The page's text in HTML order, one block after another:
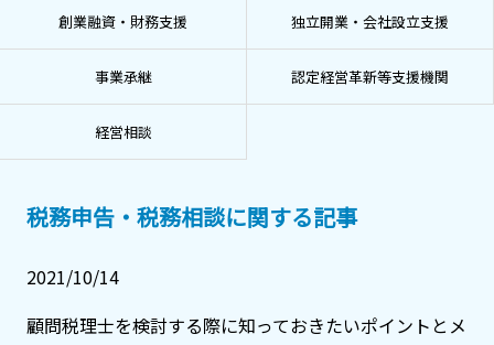
創業融資・財務支援 独立開業・会社設立支援
事業承継 認定経営革新等支援機関
経営相談
税務申告・税務相談に関する記事
2021/10/14
顧問税理士を検討する際に知っておきたいポイントとメ